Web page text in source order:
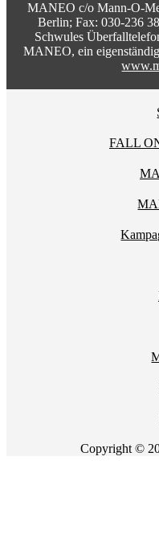
MANEO c/o Mann-O-
Berlin; Fax: 030-236
Schwules
MANEO, ein
FALL
Copyright ©